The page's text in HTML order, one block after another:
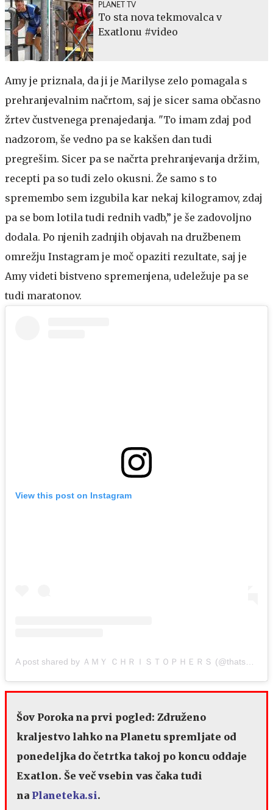
PLANET TV
To sta nova tekmovalca v
Exatlonu #video
Amy je priznala, da ji je Marilyse zelo pomagala s
prehranjevalnim načrtom, saj je sicer sama občasno
žrtev čustvenega prenajedanja. "To imam zdaj pod
nadzorom, še vedno pa se kakšen dan tudi
pregrešim. Sicer pa se načrta prehranjevanja držim,
recepti pa so tudi zelo okusni. Že samo s to
spremembo sem izgubila kar nekaj kilogramov, zdaj
pa se bom lotila tudi rednih vadb,” je še zadovoljno
dodala. Po njenih zadnjih objavah na družbenem
omrežju Instagram je moč opaziti rezultate, saj je
Amy videti bistveno spremenjena, udeležuje pa se
tudi maratonov.
View this post on Instagram
A post shared by ＡＭＹ ＣＨＲＩＳＴＯＰＨＥＲＳ (@thatsportsspice)
Šov Poroka na prvi pogled: Združeno
kraljestvo lahko na Planetu spremljate od
ponedeljka do četrtka takoj po koncu oddaje
Exatlon. Še več vsebin vas čaka tudi
na Planeteka.si.